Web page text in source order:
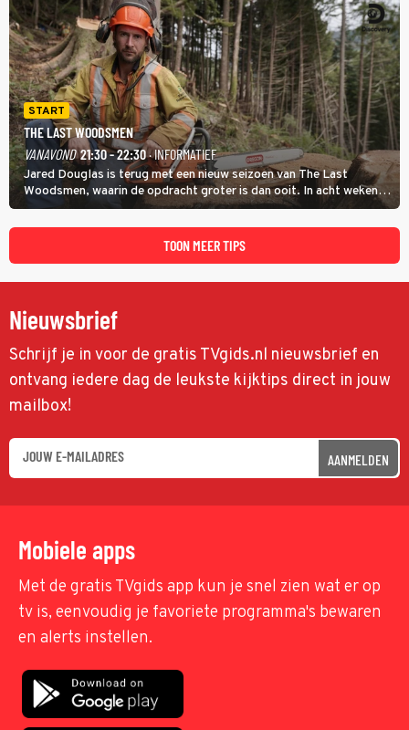
START
THE LAST WOODSMEN
VANAVOND 21:30 - 22:30· INFORMATIEF
Jared Douglas is terug met een nieuw seizoen van The Last
Woodsmen, waarin de opdracht groter is dan ooit. In acht weken
tijd probeert hij een miljoen dollar bij elkaar te vergaren om de
toekomst van het houthakkersbedrijf te verzekeren.
TOON MEER TIPS
Nieuwsbrief
Schrijf je in voor de gratis TVgids.nl nieuwsbrief en
ontvang iedere dag de leukste kijktips direct in jouw
mailbox!
AANMELDEN
Mobiele apps
Met de gratis TVgids app kun je snel zien wat er op
tv is, eenvoudig je favoriete programma's bewaren
en alerts instellen.